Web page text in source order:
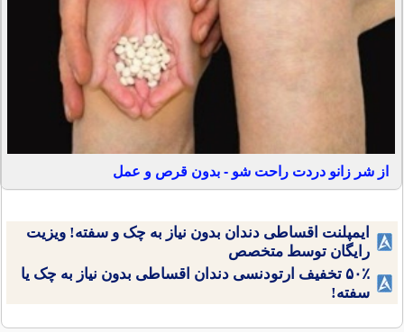
از شر زانو دردت راحت شو - بدون قرص و عمل
ایمپلنت اقساطی دندان بدون نیاز به چک و سفته! ویزیت
رایگان توسط متخصص
۵۰٪ تخفیف ارتودنسی دندان اقساطی بدون نیاز به چک یا
سفته!